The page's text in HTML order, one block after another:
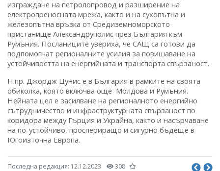
изграждане на петролопровод и разширение на
електропреносната мрежа, както и на сухопътна и
железопътна връзка от Средиземноморското
пристанище Александруполис през България към
Румъния. Посланиците увериха, че САЩ са готови да
подпомогнат регионалните усилия за повишаване на
устойчивостта на енергийната и транспорта свързаност.
Н.пр. Джордж Цунис е в България в рамките на своята
обиколка, която включва още Молдова и Румъния.
Нейната цел е засилване на регионалното енергийно
сътрудничество и инфраструктурната свързаност по
коридора между Гърция и Украйна, както и насърчаване
на по-устойчиво, проспериращо и сигурно бъдеще в
Югоизточна Европа.
Последна редакция: 12.12.2023 308